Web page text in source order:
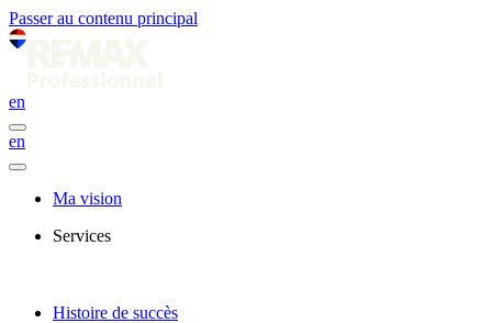
Passer au contenu principal
en
en
Ma vision
Services
Histoire de succès